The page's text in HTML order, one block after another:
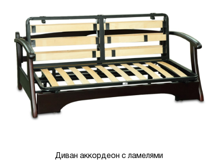
Диван аккордеон с ламелями